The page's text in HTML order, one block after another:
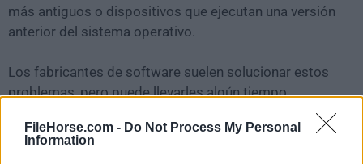
FileHorse.com - Do Not Process My Personal
Information
más antiguos o dispositivos que ejecutan una versión
anterior del sistema operativo.
Los fabricantes de software suelen solucionar estos
problemas, pero puede llevarles algún tiempo.
versión anterior deMongoDB Compass 1.38.0.